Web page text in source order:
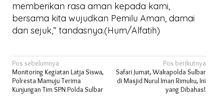
memberikan rasa aman kepada kami,
bersama kita wujudkan Pemilu Aman, damai
dan sejuk,” tandasnya.(Hum/Alfatih)
Navigasi
pos
Pos sebelumnya
Monitoring Kegiatan Latja Siswa,
Polresta Mamuju Terima
Kunjungan Tim SPN Polda Sulbar
Pos berikutnya
Safari Jumat, Wakapolda Sulbar
di Masjid Nurul Iman Rimuku, Ini
yang Dibahas!